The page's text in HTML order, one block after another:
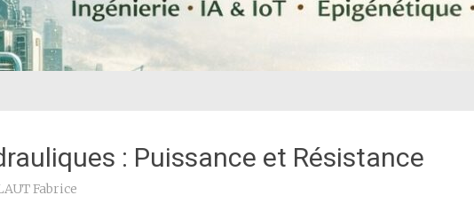
: Puissance et Résistance
Fabrice